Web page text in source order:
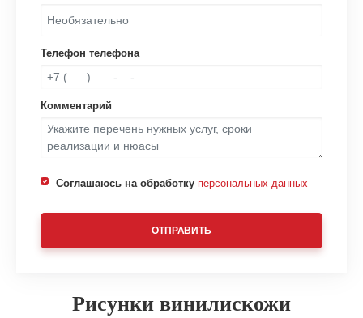
Телефон телефона
Комментарий
Соглашаюсь на обработку персональных данных
ОТПРАВИТЬ
Рисунки винилискожи